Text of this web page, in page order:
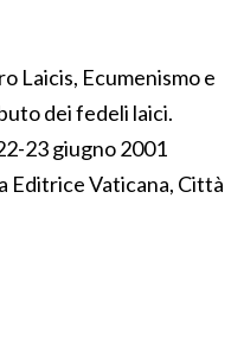
Laicis, Ecumenismo e
dei fedeli laici.
23 giugno 2001
Editrice Vaticana, Città